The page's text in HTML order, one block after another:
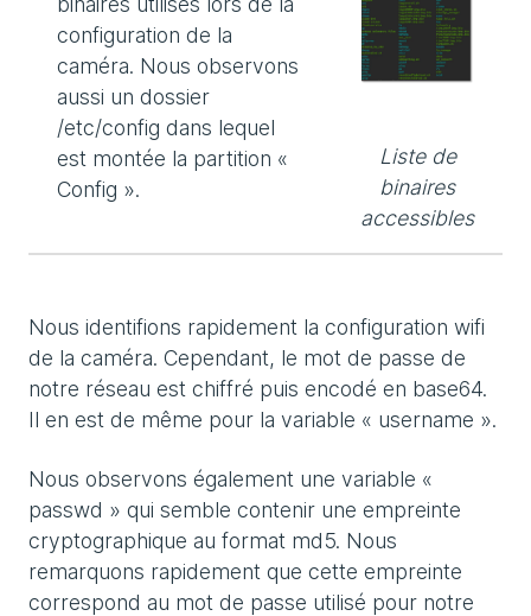
configuration de la
caméra. Nous observons
aussi un dossier
/etc/config dans lequel
est montée la partition «
Config ».
Liste de
binaires
accessibles
Nous identifions rapidement la configuration wifi
de la caméra. Cependant, le mot de passe de
notre réseau est chiffré puis encodé en base64.
Il en est de même pour la variable « username ».
Nous observons également une variable «
passwd » qui semble contenir une empreinte
cryptographique au format md5. Nous
remarquons rapidement que cette empreinte
correspond au mot de passe utilisé pour notre